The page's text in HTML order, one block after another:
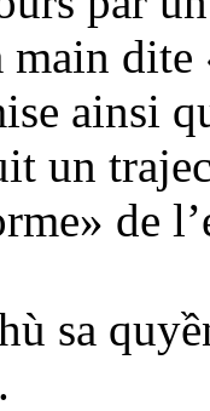
main
ainsi
un
de
sa